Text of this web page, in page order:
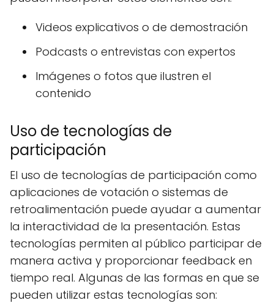
Videos explicativos o de demostración
Podcasts o entrevistas con expertos
Imágenes o fotos que ilustren el
contenido
Uso de tecnologías de
participación
El uso de tecnologías de participación como
aplicaciones de votación o sistemas de
retroalimentación puede ayudar a aumentar
la interactividad de la presentación. Estas
tecnologías permiten al público participar de
manera activa y proporcionar feedback en
tiempo real. Algunas de las formas en que se
pueden utilizar estas tecnologías son: